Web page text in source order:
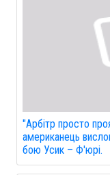
"Арбітр просто
американець
бою Усик – Ф'юрі.